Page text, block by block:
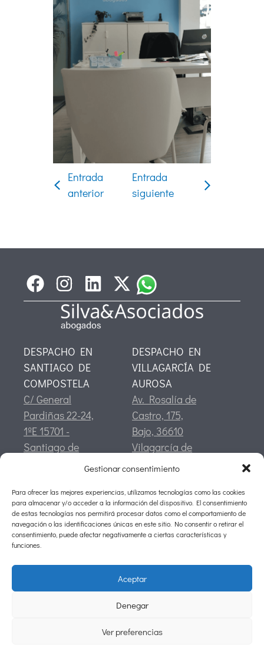
Gestionar consentimiento
Para ofrecer las mejores experiencias, utilizamos tecnologías como las cookies
para almacenar y/o acceder a la información del dispositivo. El consentimiento
de estas tecnologías nos permitirá procesar datos como el comportamiento de
navegación o las identificaciones únicas en este sitio. No consentir o retirar el
consentimiento, puede afectar negativamente a ciertas características y
funciones.
Aceptar
Denegar
Ver preferencias
Entrada
anterior
Entrada
siguiente
DESPACHO EN
SANTIAGO DE
COMPOSTELA
C/ General
Pardiñas 22-24,
1ºE 15701 -
Santiago de
DESPACHO EN
VILLAGARCÍA DE
AUROSA
Av. Rosalía de
Castro, 175,
Bajo, 36610
Vilagarcía de
Arousa,
CONTACTO
info@silva-asociados.com
Tlf:981 94 04 24
Móvil:
634 44 29 67
©2026 Silva Asociados
Políitica de Privacidad